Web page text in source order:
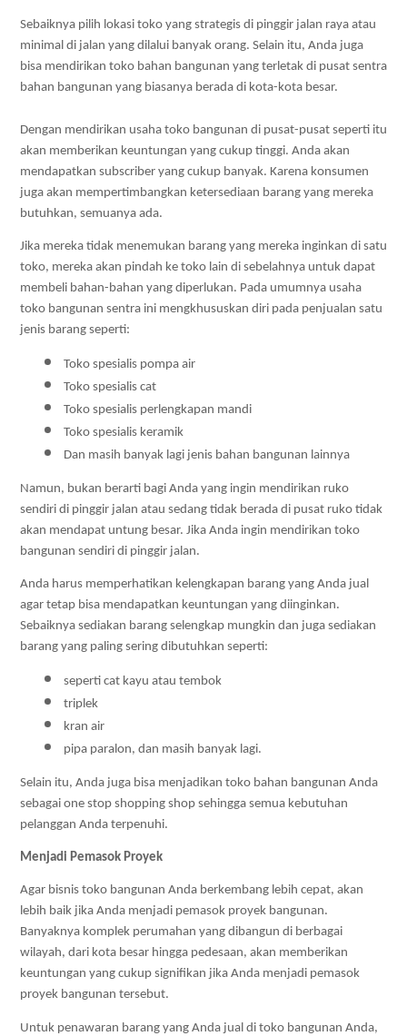
Sebaiknya pilih lokasi toko yang strategis di pinggir jalan raya atau
minimal di jalan yang dilalui banyak orang. Selain itu, Anda juga
bisa mendirikan toko bahan bangunan yang terletak di pusat sentra
bahan bangunan yang biasanya berada di kota-kota besar.
Dengan mendirikan usaha toko bangunan di pusat-pusat seperti itu
akan memberikan keuntungan yang cukup tinggi. Anda akan
mendapatkan subscriber yang cukup banyak. Karena konsumen
juga akan mempertimbangkan ketersediaan barang yang mereka
butuhkan, semuanya ada.
Jika mereka tidak menemukan barang yang mereka inginkan di satu
toko, mereka akan pindah ke toko lain di sebelahnya untuk dapat
membeli bahan-bahan yang diperlukan. Pada umumnya usaha
toko bangunan sentra ini mengkhususkan diri pada penjualan satu
jenis barang seperti:
Toko spesialis pompa air
Toko spesialis cat
Toko spesialis perlengkapan mandi
Toko spesialis keramik
Dan masih banyak lagi jenis bahan bangunan lainnya
Namun, bukan berarti bagi Anda yang ingin mendirikan ruko
sendiri di pinggir jalan atau sedang tidak berada di pusat ruko tidak
akan mendapat untung besar. Jika Anda ingin mendirikan toko
bangunan sendiri di pinggir jalan.
Anda harus memperhatikan kelengkapan barang yang Anda jual
agar tetap bisa mendapatkan keuntungan yang diinginkan.
Sebaiknya sediakan barang selengkap mungkin dan juga sediakan
barang yang paling sering dibutuhkan seperti:
seperti cat kayu atau tembok
triplek
kran air
pipa paralon, dan masih banyak lagi.
Selain itu, Anda juga bisa menjadikan toko bahan bangunan Anda
sebagai one stop shopping shop sehingga semua kebutuhan
pelanggan Anda terpenuhi.
Menjadi Pemasok Proyek
Agar bisnis toko bangunan Anda berkembang lebih cepat, akan
lebih baik jika Anda menjadi pemasok proyek bangunan.
Banyaknya komplek perumahan yang dibangun di berbagai
wilayah, dari kota besar hingga pedesaan, akan memberikan
keuntungan yang cukup signifikan jika Anda menjadi pemasok
proyek bangunan tersebut.
Untuk penawaran barang yang Anda jual di toko bangunan Anda,